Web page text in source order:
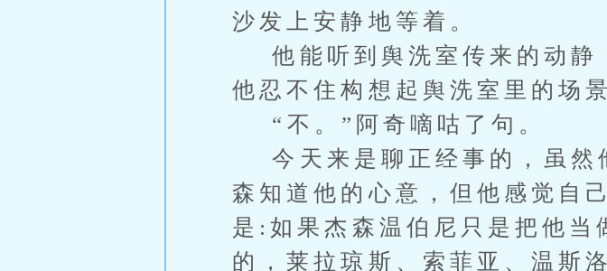
沙发上安静地等着。
他能听到舆洗室传来的动静
他忍不住构想起舆洗室里的场景
“不。”阿奇嘀咕了句。
今天来是聊正经事的，虽然
森知道他的心意，但他感觉自
是:如果杰森温伯尼只是把他当
的，莱拉琼斯、索菲亚、温